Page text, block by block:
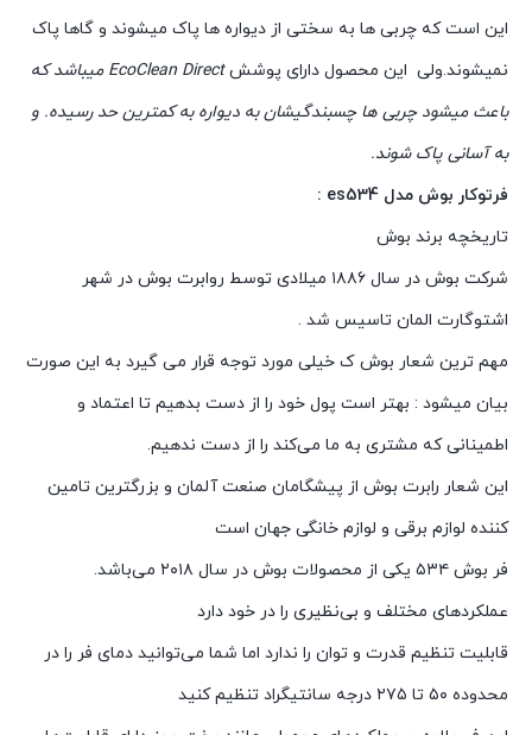
این است که چربی ها به سختی از دیواره ها پاک میشوند و گاها پاک
نمیشوند.ولی این محصول دارای پوشش
EcoClean Direct میباشد که
باعث میشود چربی ها چسبندگیشان به دیواره به کمترین حد رسیده. و
به آسانی پاک شوند.
فرتوکار بوش مدل es534 :
تاریخچه برند بوش
شرکت بوش در سال ۱۸۸۶ میلادی توسط روابرت بوش در شهر
اشتوگارت المان تاسیس شد .
مهم ترین شعار بوش ک خیلی مورد توجه قرار می گیرد به این صورت
بیان میشود : بهتر است پول خود را از دست بدهیم تا اعتماد و
اطمینانی که مشتری به ما می‌کند را از دست ندهیم.
این شعار رابرت بوش از پیشگامان صنعت آلمان و بزرگترین تامین
کننده لوازم برقی و لوازم خانگی جهان است
فر بوش ۵۳۴ یکی از محصولات بوش در سال ۲۰۱۸ می‌باشد.
عملکردهای مختلف و بی‌نظیری را در خود دارد
قابلیت تنظیم قدرت و توان را ندارد اما شما می‌توانید دمای فر را در
محدوده ۵۰ تا ۲۷۵ درجه سانتیگراد تنظیم کنید